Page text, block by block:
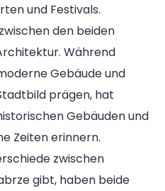
und Festivals.
den beiden
Während
Gebäude und
prägen, hat
Gebäuden und
Zeiten erinnern.
zwischen
gibt, haben beide